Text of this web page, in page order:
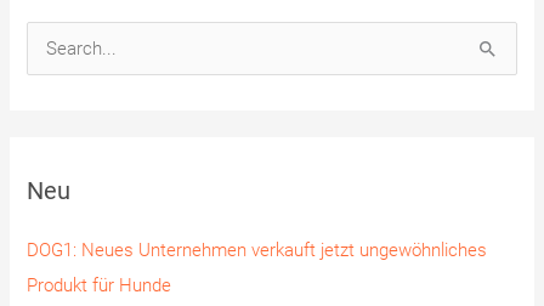
e
Neu
DOG1: Neues Unternehmen verkauft jetzt ungewöhnliches
Produkt für Hunde